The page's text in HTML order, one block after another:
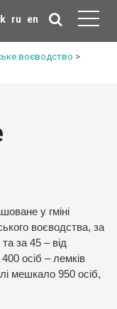
ru en
воєводство >
у гміні
воєводства, за
за 45 – від
осіб – лемків
мешкало 950 осіб,